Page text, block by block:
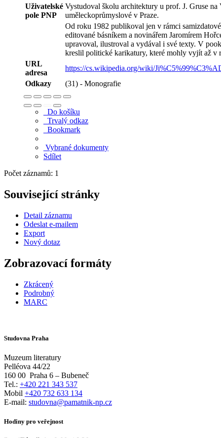
Uživatelské
pole PNP
Vystudoval školu architektury u prof. J. Gruse na
uměleckoprůmyslové v Praze.
Od roku 1982 publikoval jen v rámci
editované básníkem a novinářem Jaromírem
upravoval, ilustroval a vydával i své texty. V
kreslil politické karikatury, které mohly vyjít až v
URL
adresa
https://cs.wikipedia.org/wiki/
Odkazy
(31) - Monografie
Do košíku
Trvalý odkaz
Bookmark
Vybrané dokumenty
Sdílet
Počet záznamů: 1
Související stránky
Detail záznamu
Odeslat e-mailem
Export
Nový dotaz
Zobrazovací formáty
Zkrácený
Podrobný
MARC
Studovna Praha
Muzeum literatury
Pelléova 44/22
160 00 Praha 6 – Bubeneč
Tel.: +420 221 343 537
Mobil +420 732 633 134
E-mail: studovna@pamatnik-np.cz
Hodiny pro veřejnost